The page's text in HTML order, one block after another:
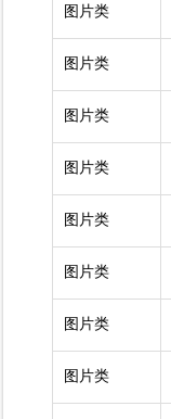
图片类
图片类
图片类
图片类
图片类
图片类
图片类
图片类